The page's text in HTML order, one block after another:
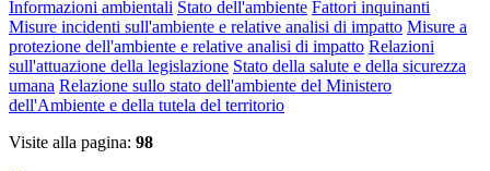
Informazioni ambientali Stato dell'ambiente Fattori inquinanti
Misure incidenti sull'ambiente e relative analisi di impatto Misure a
protezione dell'ambiente e relative analisi di impatto Relazioni
sull'attuazione della legislazione Stato della salute e della sicurezza
umana Relazione sullo stato dell'ambiente del Ministero
dell'Ambiente e della tutela del territorio
Visite alla pagina: 98